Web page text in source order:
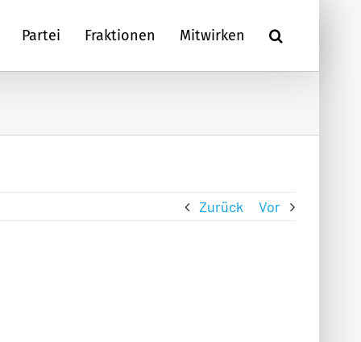
Partei Fraktionen Mitwirken
Zurück Vor